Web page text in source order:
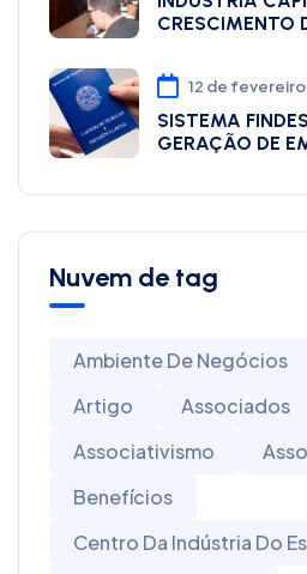
CRESCIMENTO
12 de fevereiro
SISTEMA
GERAÇÃO DE
Nuvem de tag
Ambiente De Negócios
Artigo
Associados
Associativismo
Benefícios
Centro Da Indústria Do